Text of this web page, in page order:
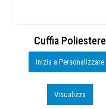
Cuffia Poliestere
Inizia a Personalizzare
Visualizza